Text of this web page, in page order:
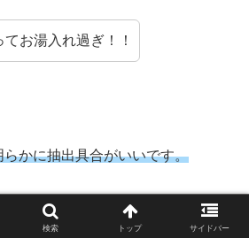
てお湯入れ過ぎ！！
かに抽出具合がいいです。
1刻は、結構箸などでつつきなが
検索 トップ サイドバー